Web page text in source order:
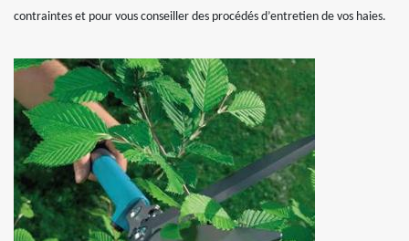
contraintes et pour vous conseiller des procédés d’entretien de vos haies.